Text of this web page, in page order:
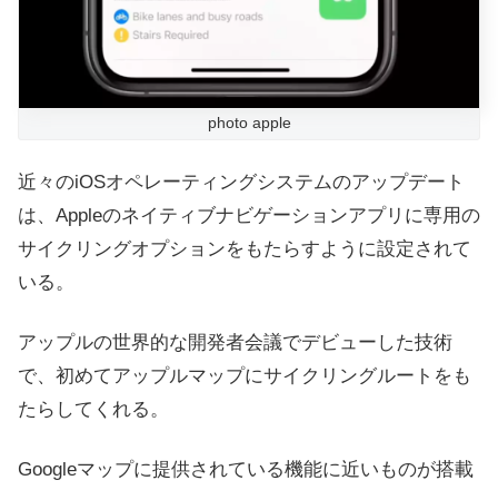
photo apple
近々のiOSオペレーティングシステムのアップデート
は、Appleのネイティブナビゲーションアプリに専用の
サイクリングオプションをもたらすように設定されて
いる。
アップルの世界的な開発者会議でデビューした技術
で、初めてアップルマップにサイクリングルートをも
たらしてくれる。
Googleマップに提供されている機能に近いものが搭載